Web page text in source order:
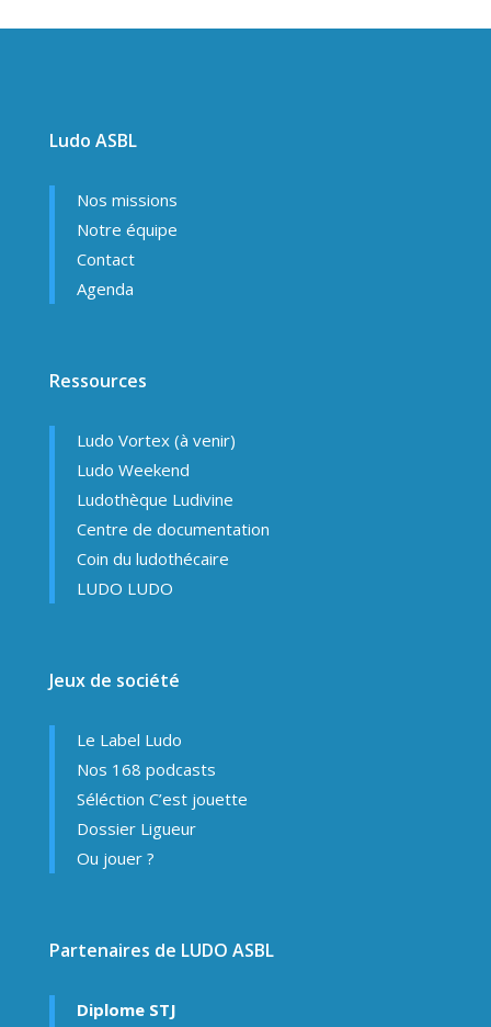
Ludo ASBL
Nos missions
Notre équipe
Contact
Agenda
Ressources
Ludo Vortex (à venir)
Ludo Weekend
Ludothèque Ludivine
Centre de documentation
Coin du ludothécaire
LUDO LUDO
Jeux de société
Le Label Ludo
Nos 168 podcasts
Séléction C’est jouette
Dossier Ligueur
Ou jouer ?
Partenaires de LUDO ASBL
Diplome STJ